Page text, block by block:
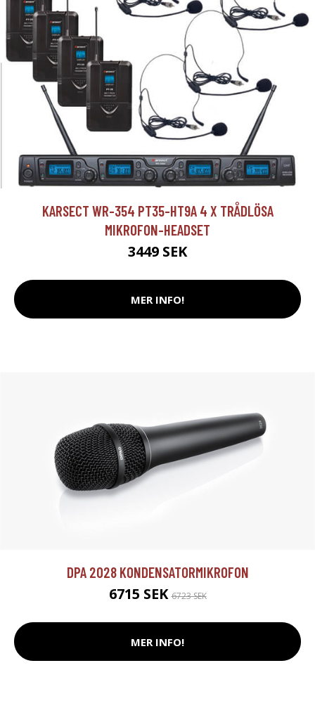
KARSECT WR-354 PT35-HT9A 4 X TRÅDLÖSA
MIKROFON-HEADSET
3449 SEK
MER INFO!
DPA 2028 KONDENSATORMIKROFON
6715 SEK6723 SEK
MER INFO!